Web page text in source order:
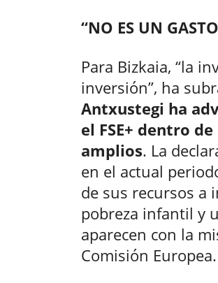
“NO ES UN
Para Bizkaia, “la
inversión”, ha
Antxustegi ha
el FSE+ dentro
amplios. La
en el actual
de sus recursos a
pobreza infantil y
aparecen con la
Comisión Europea.